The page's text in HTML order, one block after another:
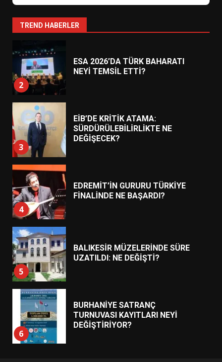
TREND HABERLER
2
ESA 2026’DA TÜRK BAHARATI
3
5